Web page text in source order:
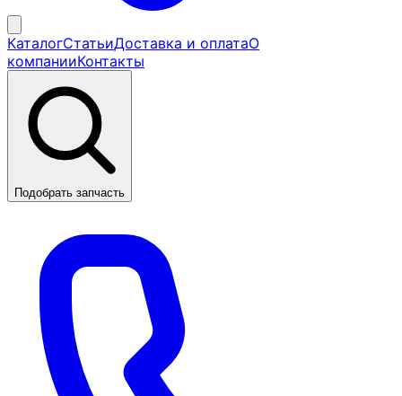
КаталогСтатьиДоставка и оплатаО
компанииКонтакты
Подобрать запчасть